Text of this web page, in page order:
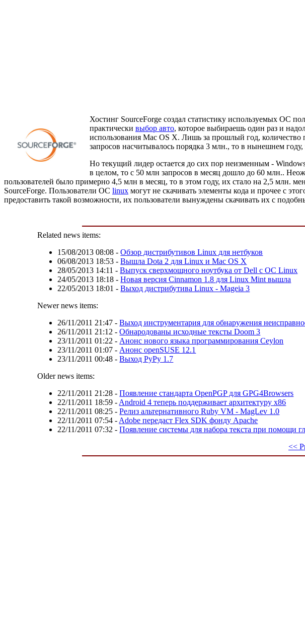
Хостинг SourceForge создал статистику используемых ОС
практически выбор авто, которое выбираешь один раз и
использования Mac OS X. Лишь за прошлый год, количество
запросов насчитывалось порядка 3 млн., то в нынешнем году,
Но текущий лидер остается до сих пор неизменным -
в целом, то с 50 млн запросов в месяц дошло до 60 млн..
пользователей было примерно 4,5 млн в месяц, то в этом году, их стало на 2,5 млн.
SourceForge. Пользователи OC linux могут не скачивать элементы кода и прочее с
предоставить такой возможности, их пользователи вынуждены скачивать их с
Related news items:
15/08/2013 08:08 -Обзор дистрибутивов Linux для нетбуков
06/08/2013 18:53 -Вышла Dota 2 для Linux и Mac OS X
28/05/2013 14:11 -Выпуск сверхмощного ноутбука от Dell с ОС Linux
24/05/2013 18:18 -Новая версия Cinnamon 1.8 для Linux Mint вышла
22/05/2013 18:01 -Выход дистрибутива Linux - Mageia 3
Newer news items:
26/11/2011 21:47 -Выход инструментария для обнаружения
26/11/2011 21:12 -Обнародованы исходные тексты Doom 3
23/11/2011 01:22 - Анонс нового языка программирования Ceylon
23/11/2011 01:07 - Анонс openSUSE 12.1
23/11/2011 00:48 -Выход PyPy 1.7
Older news items:
22/11/2011 21:28 -Появление стандарта OpenPGP для GPG4Browsers
22/11/2011 18:59 - Android 4 теперь поддерживает архитектуру x86
22/11/2011 08:25 -Релиз альтернативного Ruby VM - MagLev 1.0
22/11/2011 07:54 - Adobe передаст Flex SDK фонду Apache
22/11/2011 07:32 -Появление системы для набора текста при помощи
<<